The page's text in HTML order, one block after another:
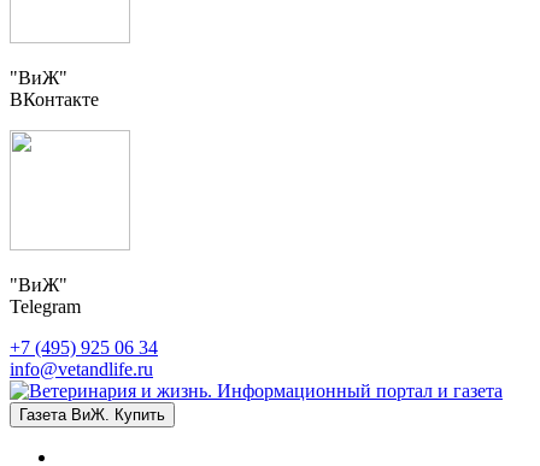
"ВиЖ"
ВКонтакте
"ВиЖ"
Telegram
+7 (495) 925 06 34
info@vetandlife.ru
Газета ВиЖ. Купить